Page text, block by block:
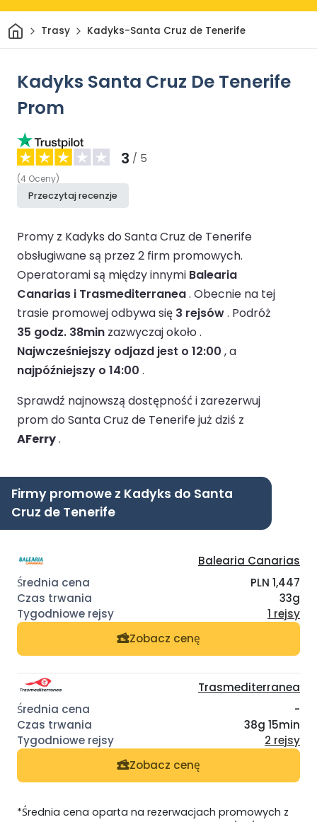
DomTrasy Kadyks-Santa Cruz de Tenerife
Kadyks Santa Cruz De Tenerife
Prom
3 / 5
(4 Oceny)
Przeczytaj recenzje
Promy z Kadyks do Santa Cruz de Tenerife
obsługiwane są przez 2 firm promowych.
Operatorami są między innymi Balearia
Canarias i Trasmediterranea. Obecnie na tej
trasie promowej odbywa się 3 rejsów. Podróż
35 godz. 38min zazwyczaj około .
Najwcześniejszy odjazd jest o 12:00 , a
najpóźniejszy o 14:00 .
Sprawdź najnowszą dostępność i zarezerwuj
prom do Santa Cruz de Tenerife już dziś z
AFerry.
Firmy promowe z Kadyks do Santa
Cruz de Tenerife
Balearia Canarias
PLN 1,447
33g
1 rejsy
Zobacz cenę
Trasmediterranea
-
38g 15min
2 rejsy
Zobacz cenę
*Średnia cena oparta na rezerwacjach promowych z